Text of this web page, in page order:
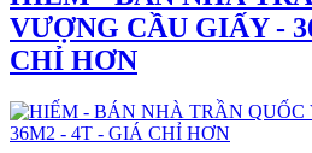
VƯỢNG CẦU GIẤY -
CHỈ HƠN